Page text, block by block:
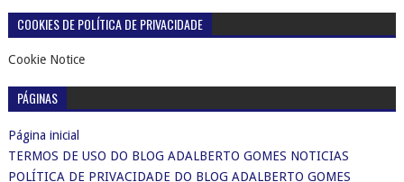
COOKIES DE POLÍTICA DE PRIVACIDADE
Cookie Notice
PÁGINAS
Página inicial
TERMOS DE USO DO BLOG ADALBERTO GOMES NOTICIAS
POLÍTICA DE PRIVACIDADE DO BLOG ADALBERTO GOMES